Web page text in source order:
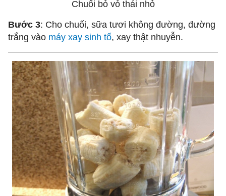
Chuối bỏ vỏ thái nhỏ
Bước 3: Cho chuối, sữa tươi không đường, đường
trắng vào máy xay sinh tố, xay thật nhuyễn.